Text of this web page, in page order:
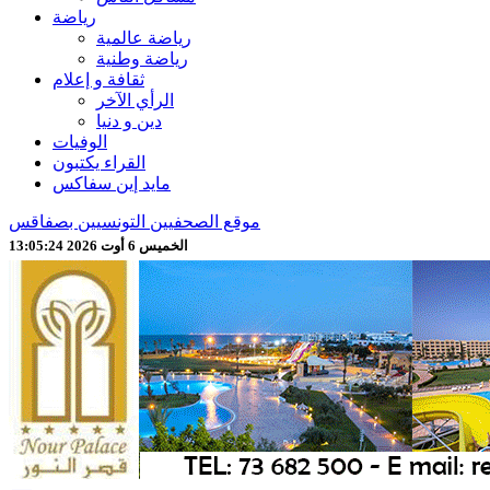
رياضة
رياضة عالمية
رياضة وطنية
ثقافة و إعلام
الرأي الآخر
دين و دنيا
الوفيات
القراء يكتبون
مايد إين سفاكس
موقع الصحفيين التونسيين بصفاقس
الخميس 6 أوت 2026 13:05:26